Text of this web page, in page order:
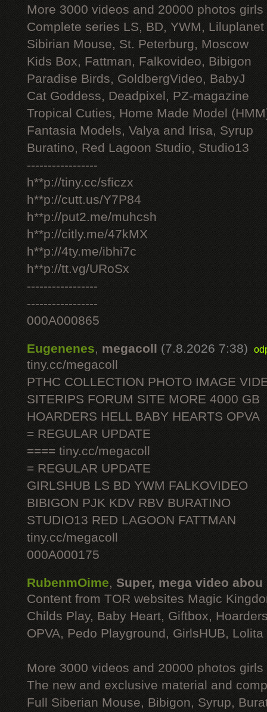
More 3000 videos and 20000 photos
Complete series LS, BD, YWM, Liluplanet
Sibirian Mouse, St. Peterburg, Moscow
Kids Box, Fattman, Falkovideo, Bibigon
Paradise Birds, GoldbergVideo, BabyJ
Cat Goddess, Deadpixel, PZ-magazine
Tropical Cuties, Home Made Model
Fantasia Models, Valya and Irisa, Syrup
Buratino, Red Lagoon Studio, Studio13
-----------------
h**p://tiny.cc/sficzx
h**p://cutt.us/Y7P84
h**p://put2.me/muhcsh
h**p://citly.me/47kMX
h**p://4ty.me/ibhi7c
h**p://tt.vg/URoSx
-----------------
-----------------
000A000865
Eugenenes, megacoll (7.8.2026 7:38)
tiny.cc/megacoll
PTHC COLLECTION PHOTO IMAGE
SITERIPS FORUM SITE MORE 4000 GB
HOARDERS HELL BABY HEARTS OPVA
= REGULAR UPDATE
==== tiny.cc/megacoll
= REGULAR UPDATE
GIRLSHUB LS BD YWM FALKOVIDEO
BIBIGON PJK KDV RBV BURATINO
STUDIO13 RED LAGOON FATTMAN
tiny.cc/megacoll
000A000175
RubenmOime, Super, mega video abou
Content from TOR websites Magic
Childs Play, Baby Heart, Giftbox,
OPVA, Pedo Playground, GirlsHUB, Lolita
More 3000 videos and 20000 photos
The new and exclusive material and
Full Siberian Mouse, Bibigon, Syrup,